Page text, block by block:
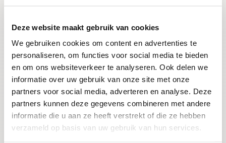
Deze website maakt gebruik van cookies
We gebruiken cookies om content en advertenties te
personaliseren, om functies voor social media te bieden
en om ons websiteverkeer te analyseren. Ook delen we
informatie over uw gebruik van onze site met onze
partners voor social media, adverteren en analyse. Deze
partners kunnen deze gegevens combineren met andere
informatie die u aan ze heeft verstrekt of die ze hebben
verzameld op basis van uw gebruik van hun services.
Blijf op de hoogte
Ontvang het laatste wijnnieuws, proeverijen en
evenementen
E-mailadres
Aanmelden